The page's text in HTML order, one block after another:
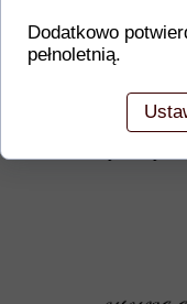
Dodatkowe
W tej sekcji
gwarancji,
certyfikaty
Dodatkowo
pełnoletnią.